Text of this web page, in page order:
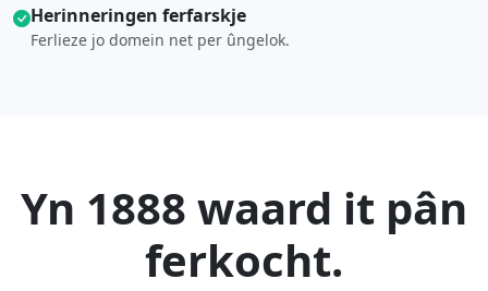
Herinneringen ferfarskje
Ferlieze jo domein net per ûngelok.
Yn 1888 waard it pân
ferkocht.